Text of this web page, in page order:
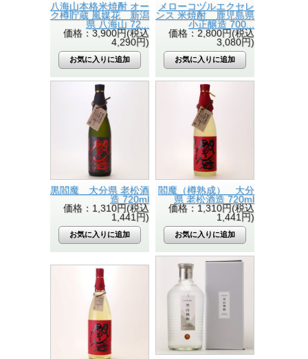
八海山本格米焼酎 オー
ク樽貯蔵 風媒花 新潟
県 八海山 72...
価格：3,900円(税込
4,290円)
メローコヅルエクセレ
ンス 米焼酎 鹿児島県
小正醸造 700...
価格：2,800円(税込
3,080円)
黒閻魔 大分県 老松酒
造 720ml
価格：1,310円(税込
1,441円)
閻魔（樽熟成） 大分
県 老松酒造 720ml
価格：1,310円(税込
1,441円)